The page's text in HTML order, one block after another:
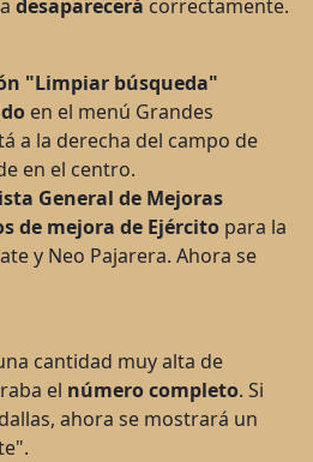
desaparecerá correctamente.
"Limpiar búsqueda"
en el menú Grandes
a la derecha del campo de
en el centro.
General de Mejoras
de mejora de Ejército para la
y Neo Pajarera. Ahora se
cantidad muy alta de
el número completo. Si
ahora se mostrará un